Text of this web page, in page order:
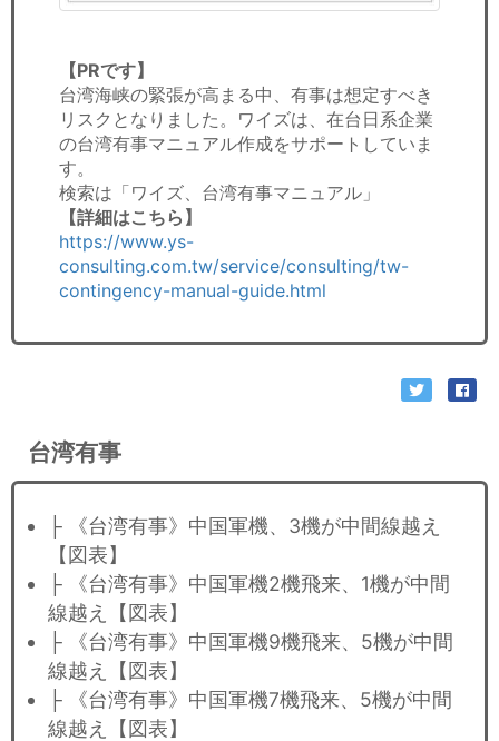
【PRです】
台湾海峡の緊張が高まる中、有事は想定すべき
リスクとなりました。ワイズは、在台日系企業
の台湾有事マニュアル作成をサポートしていま
す。
検索は「ワイズ、台湾有事マニュアル」
【詳細はこちら】
https://www.ys-
consulting.com.tw/service/consulting/tw-
contingency-manual-guide.html
台湾有事
├ 《台湾有事》中国軍機、3機が中間線越え
【図表】
├ 《台湾有事》中国軍機2機飛来、1機が中間
線越え【図表】
├ 《台湾有事》中国軍機9機飛来、5機が中間
線越え【図表】
├ 《台湾有事》中国軍機7機飛来、5機が中間
線越え【図表】